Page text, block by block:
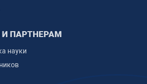
ПАРТНЕРАМ
науки